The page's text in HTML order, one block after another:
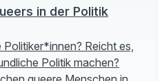
in der Politik
Reicht es,
Politik machen?